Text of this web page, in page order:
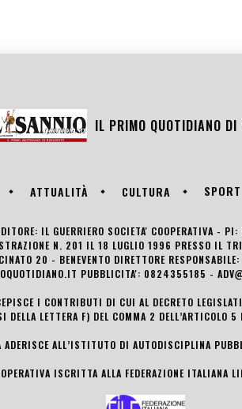
IL PRIMO QUOTIDIANO DI
ATTUALITÀ CULTURA SPORT
IL GUERRIERO SOCIETA' COOPERATIVA -
N. 201 IL 18 LUGLIO 1996 PRESSO IL
20 - BENEVENTO DIRETTORE
PUBBLICITA': 0824355185 -
I CONTRIBUTI DI CUI AL DECRETO
DELLA LETTERA F) DEL COMMA 2 DELL’ARTICOLO 5
ADERISCE ALL’ISTITUTO DI AUTODISCIPLINA
ISCRITTA ALLA FEDERAZIONE ITALIANA